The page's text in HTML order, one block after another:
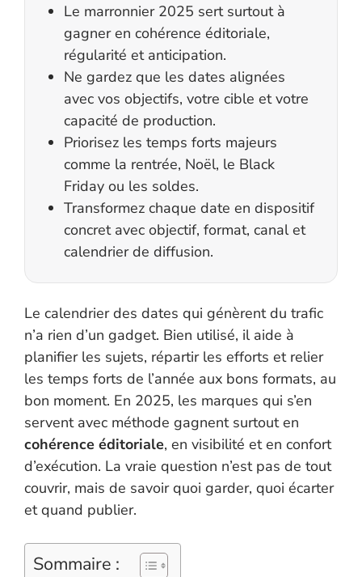
Le marronnier 2025 sert surtout à
gagner en cohérence éditoriale,
régularité et anticipation.
Ne gardez que les dates alignées
avec vos objectifs, votre cible et votre
capacité de production.
Priorisez les temps forts majeurs
comme la rentrée, Noël, le Black
Friday ou les soldes.
Transformez chaque date en dispositif
concret avec objectif, format, canal et
calendrier de diffusion.
Le calendrier des dates qui génèrent du trafic
n’a rien d’un gadget. Bien utilisé, il aide à
planifier les sujets, répartir les efforts et relier
les temps forts de l’année aux bons formats, au
bon moment. En 2025, les marques qui s’en
servent avec méthode gagnent surtout en
cohérence éditoriale, en visibilité et en confort
d’exécution. La vraie question n’est pas de tout
couvrir, mais de savoir quoi garder, quoi écarter
et quand publier.
Sommaire :